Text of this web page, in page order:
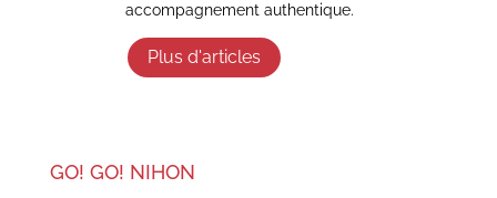
accompagnement authentique.
Plus d'articles
GO! GO! NIHON